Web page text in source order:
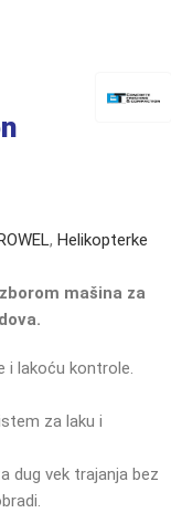
, Helikopterke
mašina za
i lakoću kontrole.
za laku i
dug vek trajanja bez